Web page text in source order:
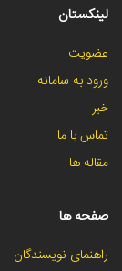
لینکستان
عضویت
ورود به سامانه
خبر
تماس با ما
مقاله ها
صفحه ها
راهنمای نویسندگان